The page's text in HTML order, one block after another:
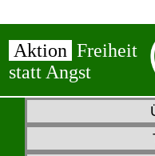
Aktion Freiheit
statt Angst